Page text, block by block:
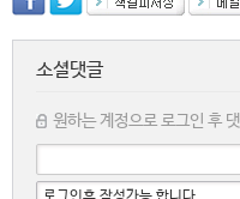
소셜댓글
원하는 계정으로 로그인 후